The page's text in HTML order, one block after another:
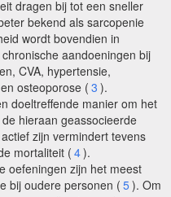
dragen bij tot een sneller
bekend als sarcopenie
wordt bovendien in
aandoeningen bij
CVA, hypertensie,
osteoporose ( 3 ).
doeltreffende manier om het
hieraan geassocieerde
zijn vermindert tevens
mortaliteit ( 4).
oefeningen zijn het meest
bij oudere personen ( 5). Om